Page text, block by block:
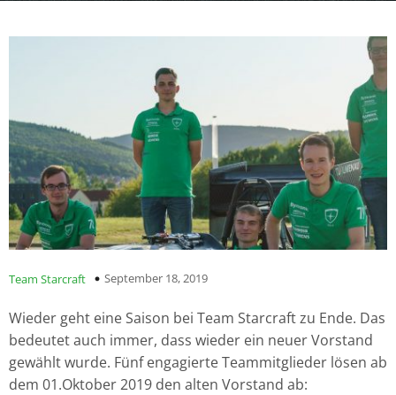
Team Starcraft September 18, 2019
Wieder geht eine Saison bei Team Starcraft zu Ende. Das
bedeutet auch immer, dass wieder ein neuer Vorstand
gewählt wurde. Fünf engagierte Teammitglieder lösen ab
dem 01.Oktober 2019 den alten Vorstand ab: